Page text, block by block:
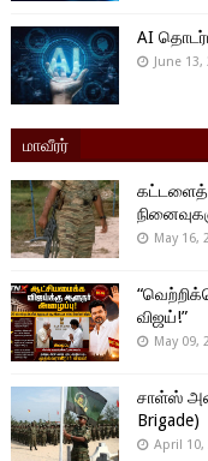
AI
June 13,
மாவீரர்
கட்டளைத்
May 16,
விஜய்!”
May 09,
சாள்ஸ்
Brigade)
April 10,